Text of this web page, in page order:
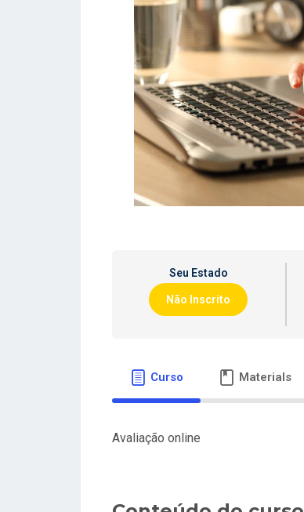
Seu Estado
Não Inscrito
Curso Materials
Avaliação online